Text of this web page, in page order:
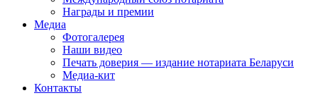
Награды и премии
Медиа
Фотогалерея
Наши видео
Печать доверия — издание нотариата Беларуси
Медиа-кит
Контакты